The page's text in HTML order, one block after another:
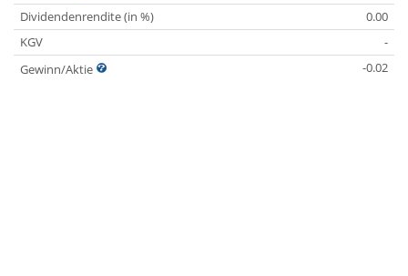
Dividendenrendite (in %)
0.00
KGV
-
Gewinn/Aktie
-0.02